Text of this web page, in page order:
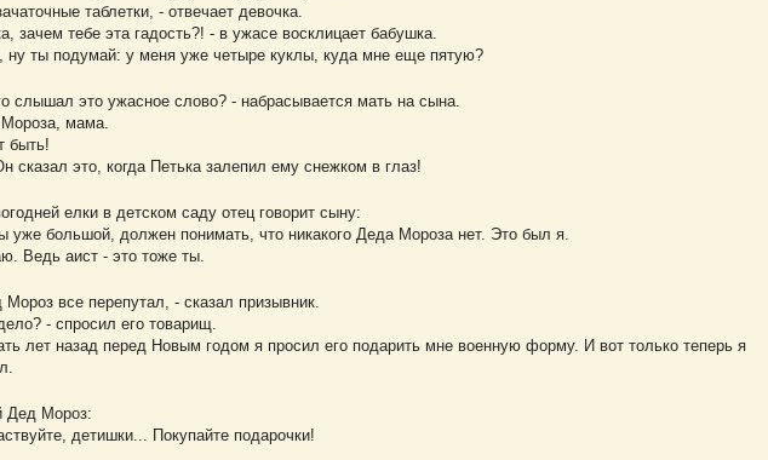
таблетки, - отвечает девочка.
зачем тебе эта гадость?! - в ужасе восклицает бабушка.
ну ты подумай: у меня уже четыре куклы, куда мне еще пятую?
слышал это ужасное слово? - набрасывается мать на сына.
мама.
быть!
сказал это, когда Петька залепил ему снежком в глаз!
елки в детском саду отец говорит сыну:
уже большой, должен понимать, что никакого Деда Мороза нет. Это был я.
Ведь аист - это тоже ты.
все перепутал, - сказал призывник.
- спросил его товарищ.
лет назад перед Новым годом я просил его подарить мне военную форму. И вот только теперь я
Дед Мороз:
детишки... Покупайте подарочки!